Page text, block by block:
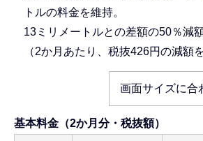
トルの料金を維持。
13ミリメートルとの差額の50％減
（2か月あたり、税抜426円の減額
画面サイズに合
基本料金（2か月分・税抜額）